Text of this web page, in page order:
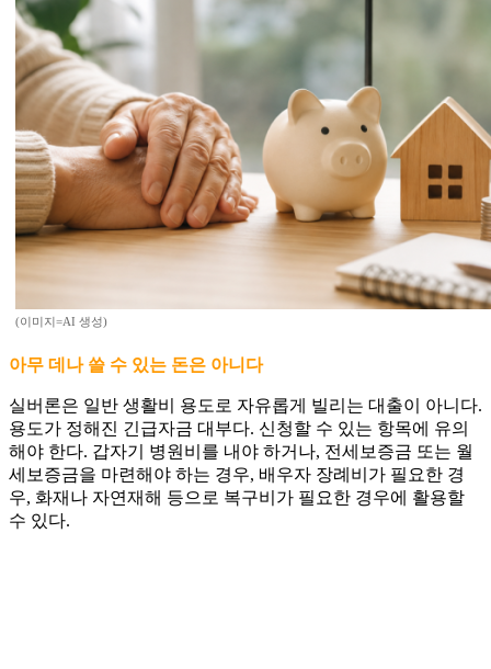
(이미지=AI 생성)
아무 데나 쓸 수 있는 돈은 아니다
실버론은 일반 생활비 용도로 자유롭게 빌리는 대출이 아니다.
용도가 정해진 긴급자금 대부다. 신청할 수 있는 항목에 유의
해야 한다. 갑자기 병원비를 내야 하거나, 전세보증금 또는 월
세보증금을 마련해야 하는 경우, 배우자 장례비가 필요한 경
우, 화재나 자연재해 등으로 복구비가 필요한 경우에 활용할
수 있다.